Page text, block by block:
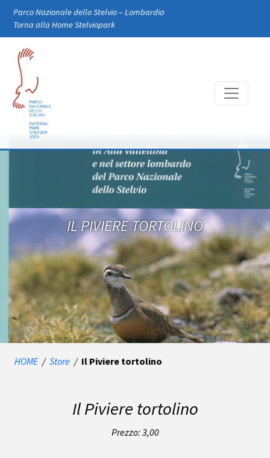
Skip to main content
Parco Nazionale dello Stelvio – Lombardia
Torna alla Home Stelviopark
IL PIVIERE TORTOLINO
HOME / Store / Il Piviere tortolino
Il Piviere tortolino
Prezzo: 3,00